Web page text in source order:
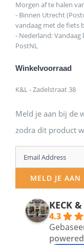
Morgen af te halen
- Binnen Utrecht
vandaag met de fiets
- Nederland:
PostNL
Winkelvoorraad
K&L - Zadelstraat 38
Meld je aan bij de
zodra dit product
Enter
your
email
address
MELD JE AAN
KECK
4.3